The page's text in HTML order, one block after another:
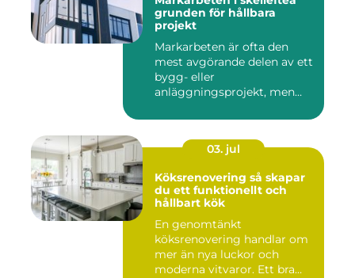
grunden för hållbara
projekt
Markarbeten är ofta den
mest avgörande delen av ett
bygg- eller
anläggningsprojekt, men
03. jul
Köksrenovering så skapar
du ett funktionellt och
hållbart kök
En genomtänkt
köksrenovering handlar om
mer än nya luckor och
moderna vitvaror. Ett bra